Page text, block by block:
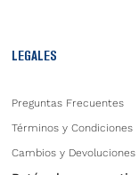
LEGALES
Preguntas Frecuentes
Términos y Condiciones
Cambios y Devoluciones